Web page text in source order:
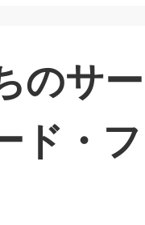
のサ
ド・